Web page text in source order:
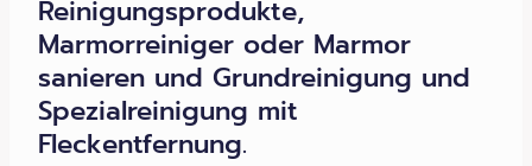
Reinigungsprodukte,
Marmorreiniger oder Marmor
sanieren und Grundreinigung und
Spezialreinigung mit
Fleckentfernung.